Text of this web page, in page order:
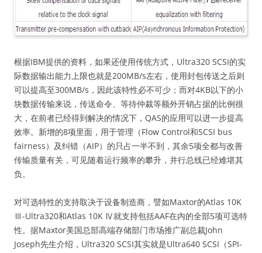
根据IBM提供的资料，如果还使用传统方式，Ultra320 SCSI的实
际数据输出能力上限也就是200MB/s左右，使用封包传送之后则
可以提高至300MB/s，因此该特性必不可少；而对4KB以下的小
块数据传输来说，传送命令、等待仲裁等额外开销占据的比例很
大，在前者已经得到解决的情况下，QAS的应用可以进一步提高
效率。新增的8项里面，用于管理（Flow Control和SCSI bus
fairness）及纠错（AIP）的只占一半不到，其余5项全都与改善
传输质量有关，可见随着运行频率的攀升，并行总线已经难堪其
负。
对可选特性的支持取决于设备制造商，譬如Maxtor的Atlas 10K
Ⅲ-Ultra320和Atlas 10K Ⅳ就支持包括AAF在内的全部5项可选特
性。据Maxtor美国总部高端存储部门市场推广副总裁John
Joseph先生介绍，Ultra320 SCSI其实就是Ultra640 SCSI（SPI-